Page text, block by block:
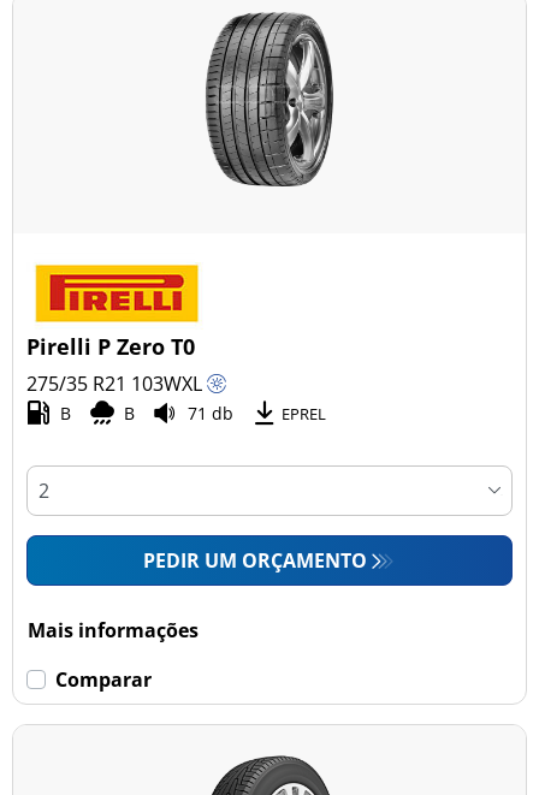
Pirelli P Zero T0
275/35 R21 103WXL
B B 71 db EPREL
PEDIR UM ORÇAMENTO
Mais informações
Comparar